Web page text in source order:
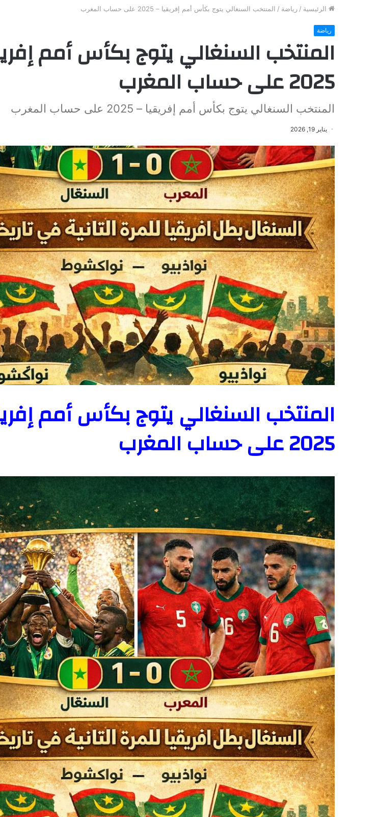
الرئيسية / رياضة / المنتخب السنغالي يتوج بكأس أمم إفريقيا – 2025 على حساب المغرب
رياضة
المنتخب السنغالي يتوج بكأس أمم
2025 على حساب المغرب
المنتخب السنغالي يتوج بكأس أمم إفريقيا – 2025 على حساب المغرب
يناير 19, 2026
المنتخب السنغالي يتوج بكأس أمم
2025 على حساب المغرب